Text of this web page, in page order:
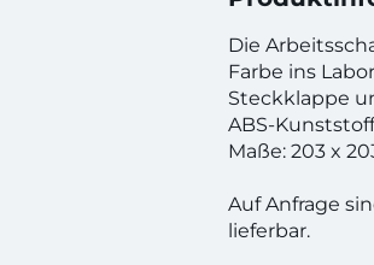
Die
Farbe ins
Steckklappe
ABS-
Maße: 203 x
Auf Anfrage
lieferbar.